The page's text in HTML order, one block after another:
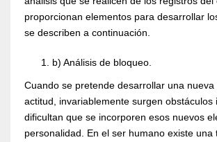
proporcionan elementos para desarrollar
se describen a continuación.
b) Análisis de bloqueo.
Cuando se pretende desarrollar una
actitud, invariablemente surgen obstáculos
dificultan que se incorporen esos nuevos
personalidad. En el ser humano existe una